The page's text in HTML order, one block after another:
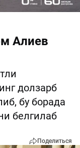
Алиев
долзарб
бу борада
белгилаб
Поделиться